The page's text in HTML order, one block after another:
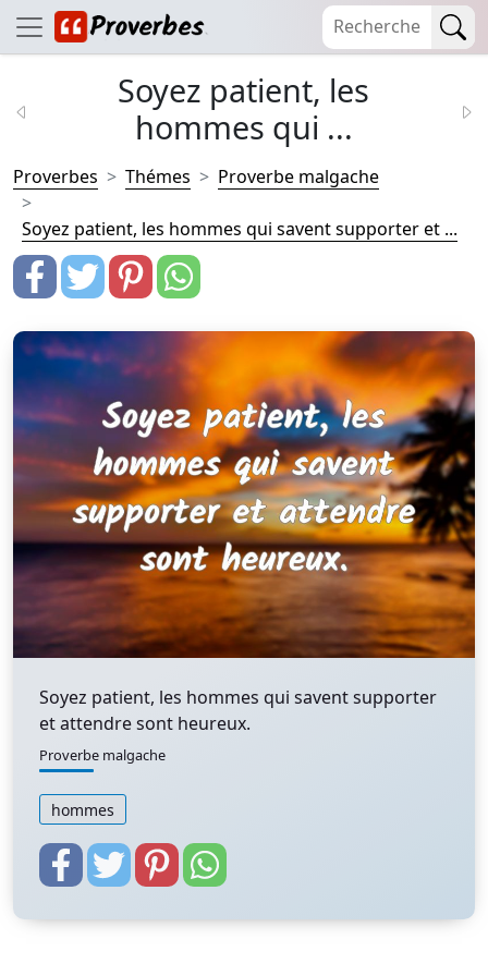
Soyez patient, les
hommes qui ...
Proverbes Thémes Proverbe malgache
Soyez patient, les hommes qui savent supporter et ...
Soyez patient, les hommes qui savent supporter
et attendre sont heureux.
Proverbe malgache
hommes